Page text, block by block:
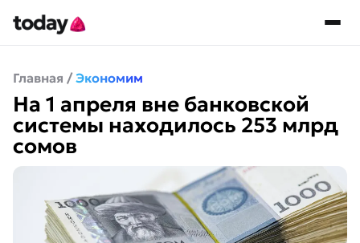
Главная / Экономим
На 1 апреля вне банковской
системы находилось 253 млрд
сомов